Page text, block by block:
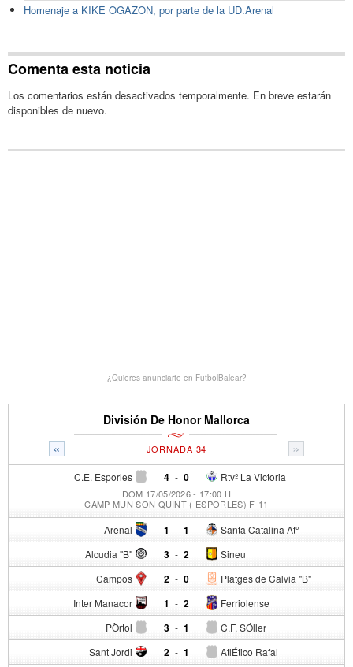
Homenaje a KIKE OGAZON, por parte de la UD.Arenal
Comenta esta noticia
Los comentarios están desactivados temporalmente. En breve estarán
disponibles de nuevo.
¿Quieres anunciarte en FutbolBalear?
División De Honor Mallorca
« »
JORNADA 34
C.E. Esporles 4 - Rtvº La Victoria
0
DOM 17/05/2026 - 17:00 H
CAMP MUN SON QUINT ( ESPORLES) F-11
Arenal 1 - Santa Catalina Atº
1
Alcudia "B" 3 - Sineu
2
Campos 2 - Platges de Calvia "B"
0
Inter Manacor 1 - Ferriolense
2
PÒrtol 3 - C.F. SÓller
1
Sant Jordi 2 - AtlÉtico Rafal
1